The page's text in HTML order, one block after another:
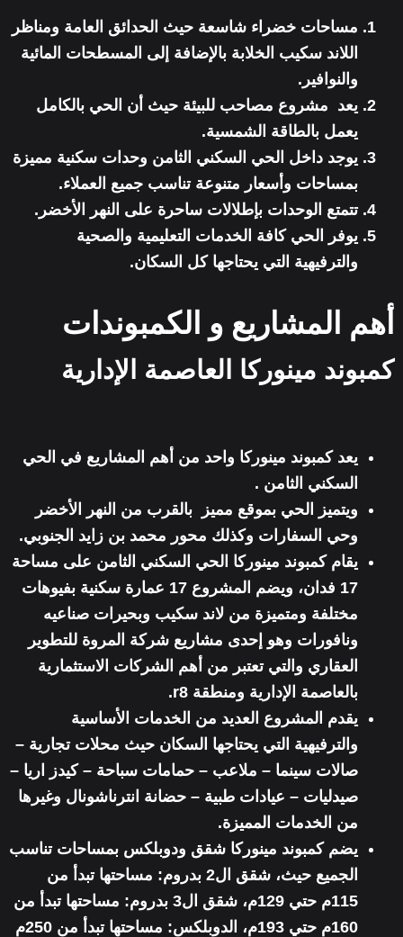
مساحات خضراء شاسعة حيث الحدائق العامة ومناظر
اللاند سكيب الخلابة بالإضافة إلى المسطحات المائية
والنوافير.
يعد مشروع مصاحب للبيئة حيث أن الحي بالكامل
يعمل بالطاقة الشمسية.
يوجد داخل الحي السكني الثامن وحدات سكنية مميزة
بمساحات وأسعار متنوعة تناسب جميع العملاء.
تتمتع الوحدات بإطلالات ساحرة على النهر الأخضر.
يوفر الحي كافة الخدمات التعليمية والصحية
والترفيهية التي يحتاجها كل السكان.
أهم المشاريع و الكمبوندات
كمبوند مينوركا العاصمة الإدارية
يعد كمبوند مينوركا واحد من أهم المشاريع في الحي
السكني الثامن .
ويتميز الحي بموقع مميز بالقرب من النهر الأخضر
وحي السفارات وكذلك محور محمد بن زايد الجنوبي.
يقام كمبوند مينوركا الحي السكني الثامن على مساحة
17 فدان، ويضم المشروع 17 عمارة سكنية بفيوهات
مختلفة ومتميزة من لاند سكيب وبحيرات صناعيه
ونافورات وهو إحدى مشاريع شركة المروة للتطوير
العقاري والتي تعتبر من أهم الشركات الاستثمارية
بالعاصمة الإدارية ومنطقة r8.
يقدم المشروع العديد من الخدمات الأساسية
والترفيهية التي يحتاجها السكان حيث محلات تجارية –
صالات سينما – ملاعب – حمامات سباحة – كيدز اريا –
صيدليات – عيادات طبية – حضانة انترناشونال وغيرها
من الخدمات المميزة.
يضم كمبوند مينوركا شقق ودوبلكس بمساحات تناسب
الجميع حيث، شقق ال2 بدروم: مساحتها تبدأ من
115م حتي 129م، شقق ال3 بدروم: مساحتها تبدأ من
160م حتي 193م، الدوبلكس: مساحتها تبدأ من 250م